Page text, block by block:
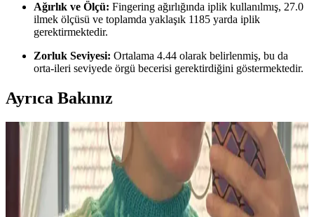
Ağırlık ve Ölçü: Fingering ağırlığında iplik kullanılmış, 27.0
ilmek ölçüsü ve toplamda yaklaşık 1185 yarda iplik
gerektirmektedir.
Zorluk Seviyesi: Ortalama 4.44 olarak belirlenmiş, bu da
orta-ileri seviyede örgü becerisi gerektirdiğini göstermektedir.
Ayrıca Bakınız
Berry Baby Hat: Yeni Doğan Bebekler İçin Orta
Seviye Örgü Şapka Modeli ve Teknik Detayları
Berry Baby Hat, yeni doğan bebekler için Michele Sabatier
tarafından tasarlanmış, orta seviye zorlukta, rahat ve estetik bir örgü
şapka modelidir. Kenar kıvrımı bebeğin konforunu artırır.